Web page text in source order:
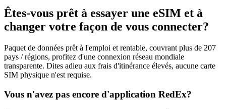
Êtes-vous prêt à essayer une eSIM et à
changer votre façon de vous connecter?
Paquet de données prêt à l'emploi et rentable, couvrant plus de 207
pays / régions, profitez d'une connexion réseau mondiale
transparente. Dites adieu aux frais d'itinérance élevés, aucune carte
SIM physique n'est requise.
Vous n'avez pas encore d'application RedEx?